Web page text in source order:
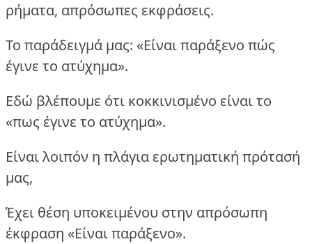
ρήματα, απρόσωπες εκφράσεις.
Το παράδειγμά μας: «Είναι παράξενο πώς
έγινε το ατύχημα».
Εδώ βλέπουμε ότι κοκκινισμένο είναι το
«πως έγινε το ατύχημα».
Είναι λοιπόν η πλάγια ερωτηματική πρότασή
μας,
Έχει θέση υποκειμένου στην απρόσωπη
έκφραση «Είναι παράξενο».